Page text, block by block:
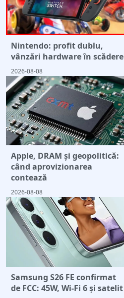
Nintendo: profit dublu,
vânzări hardware în scădere
2026-08-08
Apple, DRAM și geopolitică:
când aprovizionarea
contează
2026-08-08
Samsung S26 FE confirmat
de FCC: 45W, Wi-Fi 6 și satelit